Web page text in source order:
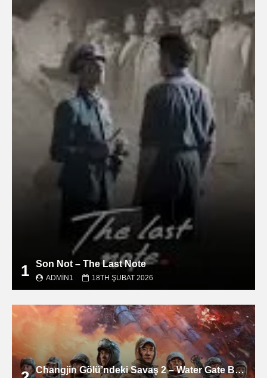
1 Son Not – The Last Note
ADMIN1 18TH ŞUBAT 2026
Changjin Gölü’ndeki Savaş 2 – Water Gate Bridge filmini izle